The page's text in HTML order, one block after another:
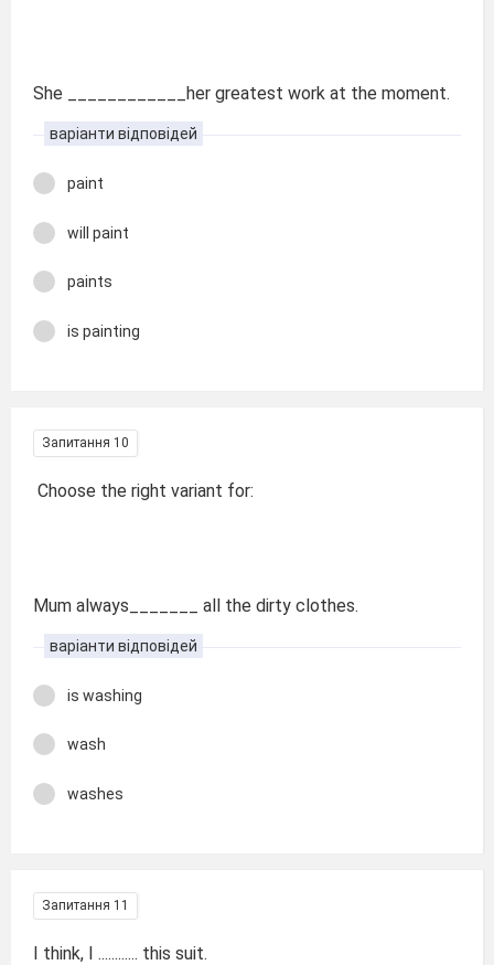
She ____________her greatest work at the moment.
варіанти відповідей
paint
will paint
paints
is painting
Запитання 10
Choose the right variant for:
Mum always_______ all the dirty clothes.
варіанти відповідей
is washing
wash
washes
Запитання 11
I think, I ............ this suit.